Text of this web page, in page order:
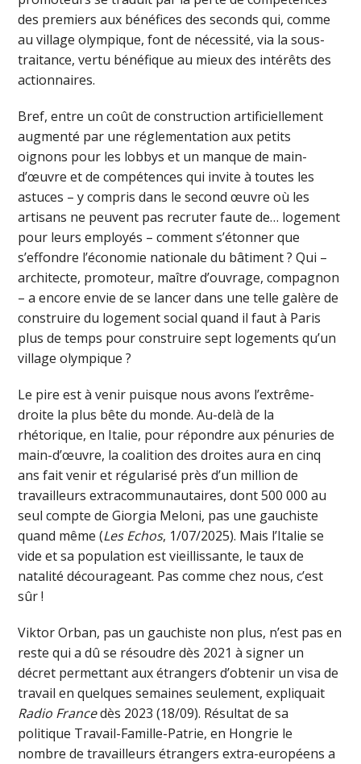
des premiers aux bénéfices des seconds qui, comme
au village olympique, font de nécessité, via la sous-
traitance, vertu bénéfique au mieux des intérêts des
actionnaires.
Bref, entre un coût de construction artificiellement
augmenté par une réglementation aux petits
oignons pour les lobbys et un manque de main-
d’œuvre et de compétences qui invite à toutes les
astuces – y compris dans le second œuvre où les
artisans ne peuvent pas recruter faute de… logement
pour leurs employés – comment s’étonner que
s’effondre l’économie nationale du bâtiment ? Qui –
architecte, promoteur, maître d’ouvrage, compagnon
– a encore envie de se lancer dans une telle galère de
construire du logement social quand il faut à Paris
plus de temps pour construire sept logements qu’un
village olympique ?
Le pire est à venir puisque nous avons l’extrême-
droite la plus bête du monde. Au-delà de la
rhétorique, en Italie, pour répondre aux pénuries de
main-d’œuvre, la coalition des droites aura en cinq
ans fait venir et régularisé près d’un million de
travailleurs extracommunautaires, dont 500 000 au
seul compte de Giorgia Meloni, pas une gauchiste
quand même (Les Echos, 1/07/2025). Mais l’Italie se
vide et sa population est vieillissante, le taux de
natalité décourageant. Pas comme chez nous, c’est
sûr !
Viktor Orban, pas un gauchiste non plus, n’est pas en
reste qui a dû se résoudre dès 2021 à signer un
décret permettant aux étrangers d’obtenir un visa de
travail en quelques semaines seulement, expliquait
Radio Francedès 2023 (18/09). Résultat de sa
politique Travail-Famille-Patrie, en Hongrie le
nombre de travailleurs étrangers extra-européens a